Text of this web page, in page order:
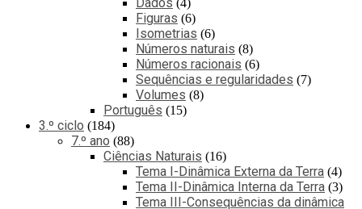
Dados 4
Figuras 6
Isometrias 6
Números naturais 8
Números racionais 6
Sequências e regularidades 7
Volumes 8
Português 15
3.º ciclo 184
7.º ano 88
Ciências Naturais 16
Tema I-Dinâmica Externa da Terra 4
Tema II-Dinâmica Interna da Terra 3
Tema III-Consequências da dinâmica